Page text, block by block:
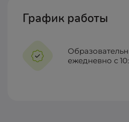
График работы
ежедневно с